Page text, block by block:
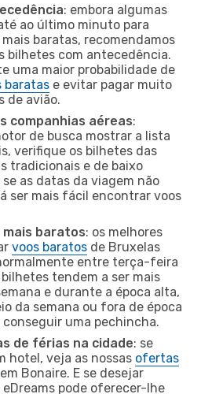
: embora algumas
ao último minuto para
baratas, recomendamos
bilhetes com antecedência.
uma maior probabilidade de
baratas e evitar pagar muito
de avião.
companhias aéreas:
de busca mostrar a lista
verifique os bilhetes das
tradicionais e de baixo
as datas da viagem não
ser mais fácil encontrar voos
mais baratos: os melhores
voos baratos de Bruxelas
entre terça-feira
tendem a ser mais
e durante a época alta,
da semana ou fora de época
uma pechincha.
de férias na cidade: se
hotel, veja as nossas ofertas
em Bonaire. E se desejar
pode oferecer-lhe